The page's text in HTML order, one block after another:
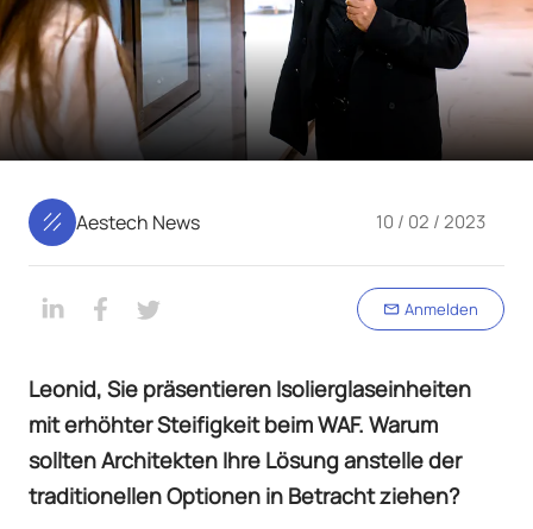
Aestech News 10 / 02 / 2023
Anmelden
Leonid, Sie präsentieren Isolierglaseinheiten
mit erhöhter Steifigkeit beim WAF. Warum
sollten Architekten Ihre Lösung anstelle der
traditionellen Optionen in Betracht ziehen?